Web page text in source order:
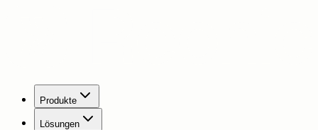
Produkte
Lösungen